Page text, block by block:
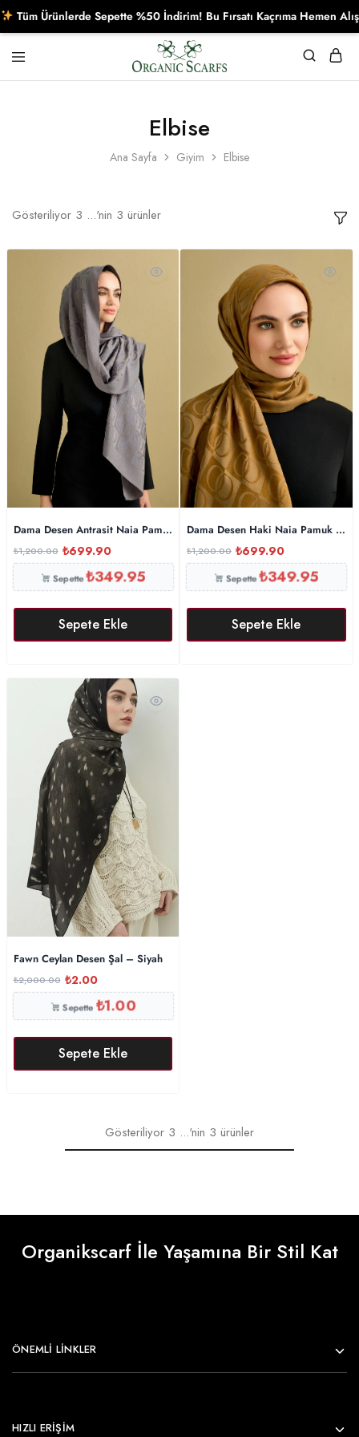
Organikscarf
Ana Sayfa Giyim Elbise
Elbise
Gösteriliyor 3 ...'nin 3 ürünler
Dama Desen Antrasit Naia Pamuk Şal 70×200
₺1,200.00 ₺699.90
Sepette₺349.95
Sepete Ekle
Dama Desen Haki Naia Pamuk Şal
₺1,200.00 ₺699.90
Sepette₺349.95
Sepete Ekle
Fawn Ceylan Desen Şal – Siyah
₺2,000.00 ₺2.00
Sepette ₺1.00
Sepete Ekle
Gösteriliyor 3 ...'nin 3 ürünler
Organikscarf İle Yaşamına Bir Stil Kat
ÖNEMLI LINKLER
HIZLI ERİŞİM
Ürünlerde Sepette %50 İndirim! Bu Fırsatı Kaçrıma Hemen